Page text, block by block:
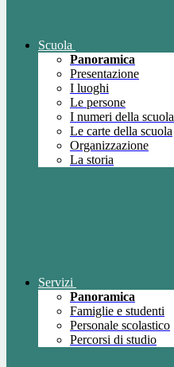
Scuola
Panoramica
Presentazione
I luoghi
Le persone
I numeri della scuola
Le carte della scuola
Organizzazione
La storia
Servizi
Panoramica
Famiglie e studenti
Personale scolastico
Percorsi di studio